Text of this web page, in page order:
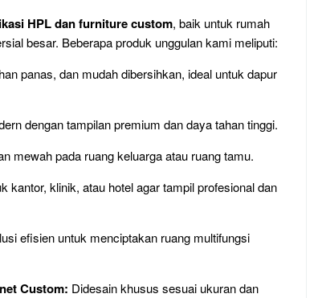
HPL dan furniture custom, baik untuk rumah
besar. Beberapa produk unggulan kami meliputi:
panas, dan mudah dibersihkan, ideal untuk dapur
dengan tampilan premium dan daya tahan tinggi.
mewah pada ruang keluarga atau ruang tamu.
kantor, klinik, atau hotel agar tampil profesional dan
efisien untuk menciptakan ruang multifungsi
Custom: Didesain khusus sesuai ukuran dan